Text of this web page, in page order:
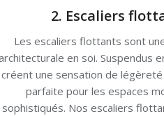
2. Escaliers
Les escaliers flottants sont
en soi. Suspendus
créent une sensation de
parfaite pour les espaces
sophistiqués. Nos escaliers